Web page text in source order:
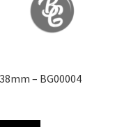
– BG00004